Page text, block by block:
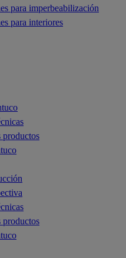
para imperbeabilización
para interiores
productos
productos